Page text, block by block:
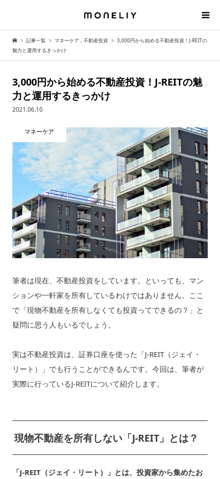
記事一覧 マネーケア , 不動産投資
3,000円から始める不動産投資！J-REITの
魅力と運用するきっかけ
3,000円から始める不動産投資！J-REITの魅
力と運用するきっかけ
2021.06.10
マネーケア
筆者は現在、不動産投資をしています。といっても、マン
ションや一軒家を所有しているわけではありません。ここ
で「現物不動産を所有しなくても投資ってできるの？」と
疑問に思う人もいるでしょう。
実は不動産投資は、証券口座を使った「J-REIT（ジェイ・
リート）」でも行うことができるんです。今回は、筆者が
実際に行っているJ-REITについて紹介します。
現物不動産を所有しない「J-REIT」とは？
「J-REIT（ジェイ・リート）」とは、投資家から集めたお